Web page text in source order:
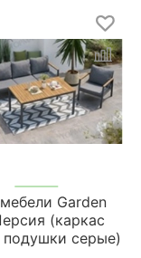
Garden
(каркас
серые)